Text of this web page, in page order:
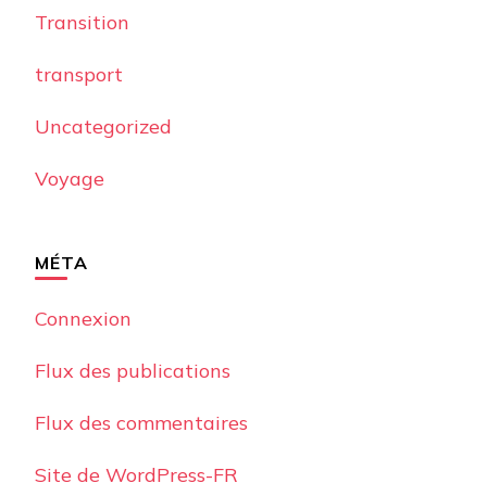
Transition
transport
Uncategorized
Voyage
MÉTA
Connexion
Flux des publications
Flux des commentaires
Site de WordPress-FR